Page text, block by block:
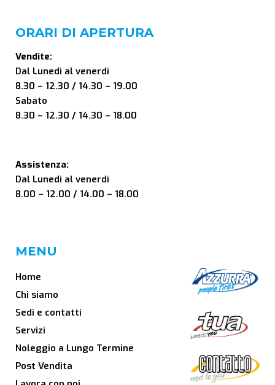
ORARI DI APERTURA
Vendite:
Dal Lunedì al venerdì
8.30 – 12.30 / 14.30 – 19.00
Sabato
8.30 – 12.30 / 14.30 – 18.00
Assistenza:
Dal Lunedì al venerdì
8.00 – 12.00 / 14.00 – 18.00
MENU
Home
Chi siamo
Sedi e contatti
Servizi
Noleggio a Lungo Termine
Post Vendita